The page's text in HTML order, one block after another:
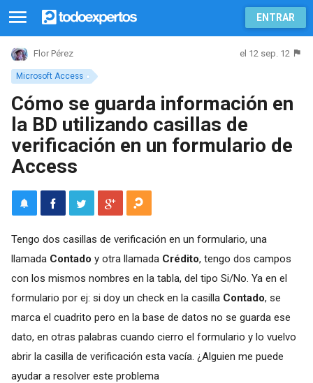
ENTRAR
Microsoft Access
Flor Pérez el 12 sep. 12
Cómo se guarda información en
la BD utilizando casillas de
verificación en un formulario de
Access
Tengo dos casillas de verificación en un formulario, una
llamada Contado y otra llamada Crédito, tengo dos campos
con los mismos nombres en la tabla, del tipo Si/No. Ya en el
formulario por ej: si doy un check en la casilla Contado, se
marca el cuadrito pero en la base de datos no se guarda ese
dato, en otras palabras cuando cierro el formulario y lo vuelvo
abrir la casilla de verificación esta vacía. ¿Alguien me puede
ayudar a resolver este problema